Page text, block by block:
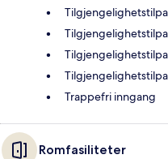
Trappefri inngang
Romfasiliteter